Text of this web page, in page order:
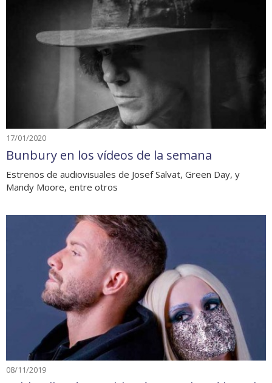
17/01/2020
Bunbury en los vídeos de la semana
Estrenos de audiovisuales de Josef Salvat, Green Day, y
Mandy Moore, entre otros
08/11/2019